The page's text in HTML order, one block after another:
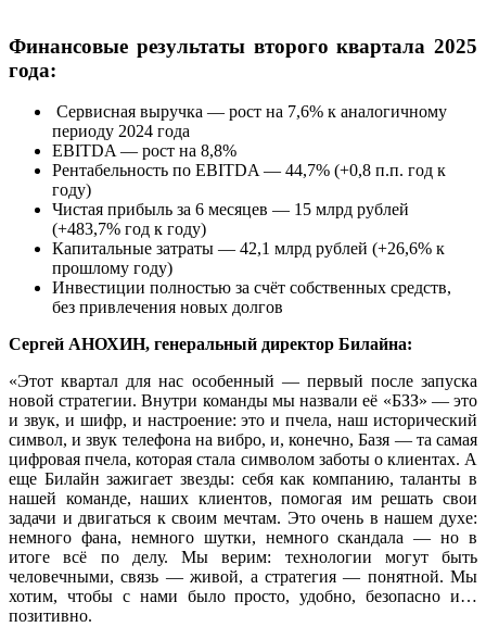
Финансовые результаты второго квартала 2025
года:
Сервисная выручка — рост на 7,6% к аналогичному
периоду 2024 года
EBITDA — рост на 8,8%
Рентабельность по EBITDA — 44,7% (+0,8 п.п. год к
году)
Чистая прибыль за 6 месяцев — 15 млрд рублей
(+483,7% год к году)
Капитальные затраты — 42,1 млрд рублей (+26,6% к
прошлому году)
Инвестиции полностью за счёт собственных средств,
без привлечения новых долгов
Сергей АНОХИН, генеральный директор Билайна:
«Этот квартал для нас особенный — первый после запуска
новой стратегии. Внутри команды мы назвали её «БЗЗ» — это
и звук, и шифр, и настроение: это и пчела, наш исторический
символ, и звук телефона на вибро, и, конечно, Базя — та самая
цифровая пчела, которая стала символом заботы о клиентах. А
еще Билайн зажигает звезды: себя как компанию, таланты в
нашей команде, наших клиентов, помогая им решать свои
задачи и двигаться к своим мечтам. Это очень в нашем духе:
немного фана, немного шутки, немного скандала — но в
итоге всё по делу. Мы верим: технологии могут быть
человечными, связь — живой, а стратегия — понятной. Мы
хотим, чтобы с нами было просто, удобно, безопасно и…
позитивно.